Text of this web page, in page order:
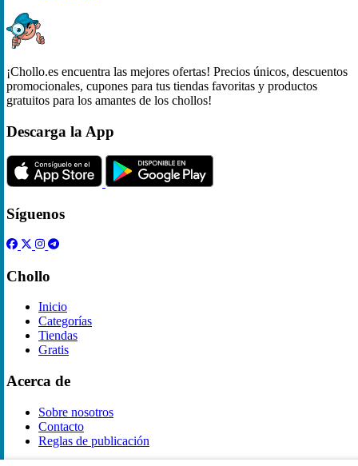
¡Chollo.es encuentra las mejores ofertas! Precios únicos, descuentos
promocionales, cupones para tus tiendas favoritas y productos
gratuitos para los amantes de los chollos!
Descarga la App
Síguenos
Chollo
Inicio
Categorías
Tiendas
Gratis
Acerca de
Sobre nosotros
Contacto
Reglas de publicación